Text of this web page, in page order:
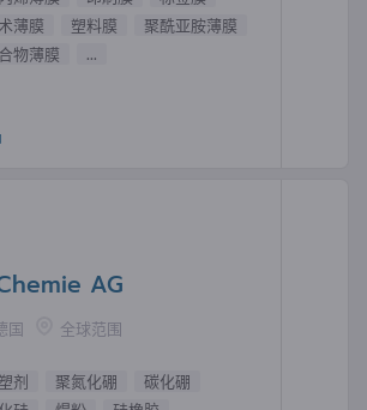
薄膜 塑料膜
聚酰亚胺薄膜
物薄膜 ...
AG
国 全球范围
剂 聚氮化硼
碳化硼